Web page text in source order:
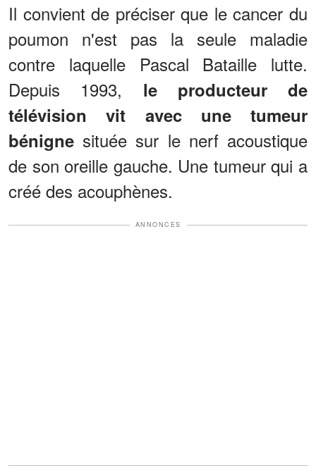
Il convient de préciser que le cancer du
poumon n'est pas la seule maladie
contre laquelle Pascal Bataille lutte.
Depuis 1993, le producteur de
télévision vit avec une tumeur
bénigne située sur le nerf acoustique
de son oreille gauche. Une tumeur qui a
créé des acouphènes.
ANNONCES